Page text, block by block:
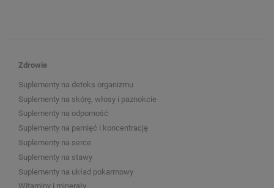
Zdrowie
Suplementy na detoks organizmu
Suplementy na skórę, włosy i paznokcie
Suplementy na odporność
Suplementy na pamięć i koncentrację
Suplementy na serce
Suplementy na stawy
Suplementy na układ pokarmowy
Witaminy i minerały